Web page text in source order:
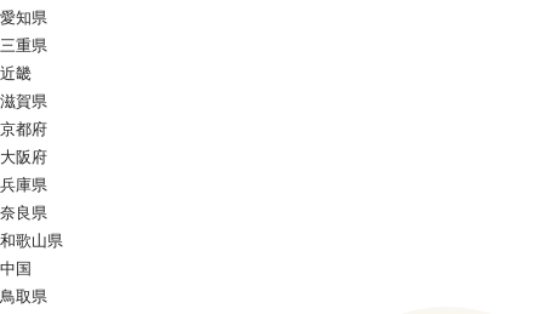
愛知県
三重県
近畿
滋賀県
京都府
大阪府
兵庫県
奈良県
和歌山県
中国
鳥取県